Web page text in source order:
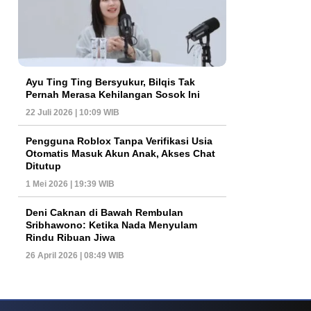
Ayu Ting Ting Bersyukur, Bilqis Tak
Pernah Merasa Kehilangan Sosok Ini
22 Juli 2026 | 10:09 WIB
Pengguna Roblox Tanpa Verifikasi Usia
Otomatis Masuk Akun Anak, Akses Chat
Ditutup
1 Mei 2026 | 19:39 WIB
Deni Caknan di Bawah Rembulan
Sribhawono: Ketika Nada Menyulam
Rindu Ribuan Jiwa
26 April 2026 | 08:49 WIB